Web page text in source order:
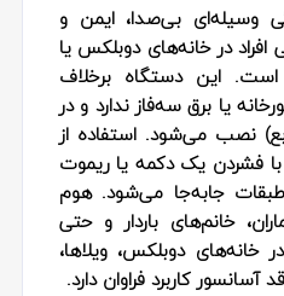
وسیله‌ای بی‌صدا، ایمن و
در خانه‌های دوبلکس یا
این دستگاه برخلاف
یا برق سه‌فاز ندارد و در
۱ متر مربع) نصب می‌شود. استفاده از
فشردن یک دکمه یا ریموت
طبقات جابه‌جا می‌شود. هوم‌
خانم‌های باردار و حتی
دوبلکس، ویلاها،
کاربرد فراوان دارد.